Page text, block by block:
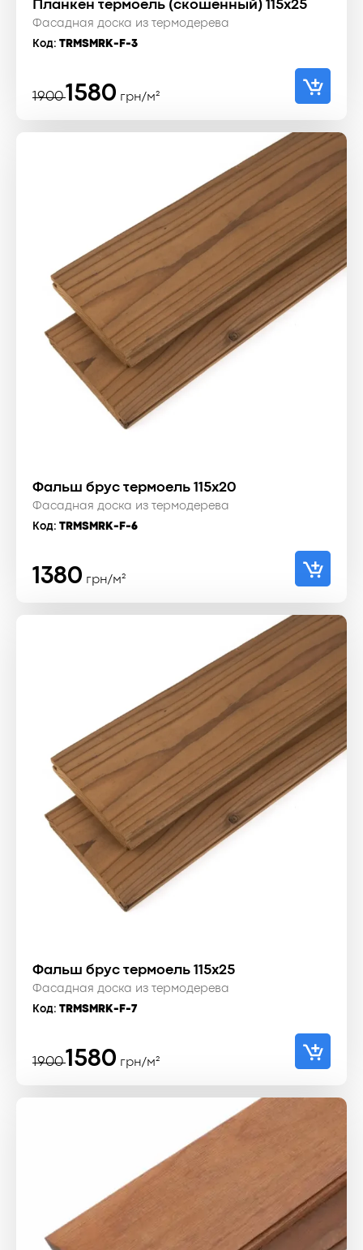
Планкен термоель (скошенный) 115x25
Фасадная доска из термодерева
Код: TRMSMRK-F-3
1900
Первоначальная
составляла
1580
Текущая
1580 ₴.
грн/м²
Фальш брус термоель 115x20
Фасадная доска из термодерева
Код: TRMSMRK-F-6
1380 грн/м²
Фальш брус термоель 115x25
Фасадная доска из термодерева
Код: TRMSMRK-F-7
1900
Первоначальная
составляла
1580
Текущая
1580 ₴.
грн/м²